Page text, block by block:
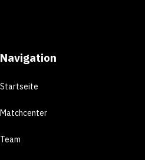
Navigation
Startseite
Matchcenter
Team